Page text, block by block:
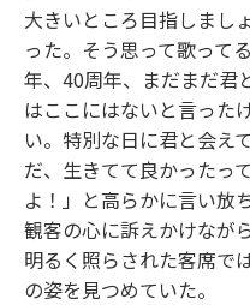
大きいところ目指しまし
った。そう思って歌って
年、40周年、まだまだ君
はここにはないと言った
い。特別な日に君と会え
だ、生きてて良かったっ
よ！」と高らかに言い放
観客の心に訴えかけなが
明るく照らされた客席で
の姿を見つめていた。